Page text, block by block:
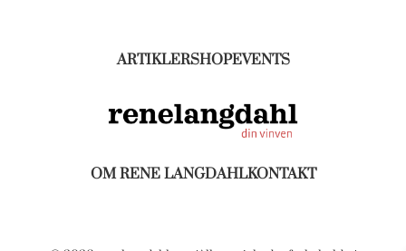
ARTIKLERSHOPEVENTS
OM RENE LANGDAHLKONTAKT